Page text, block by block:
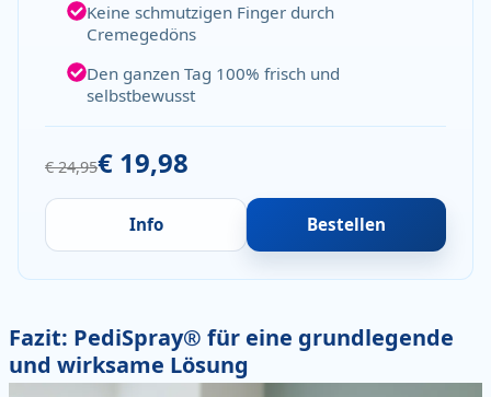
Keine schmutzigen Finger durch
Cremegedöns
Den ganzen Tag 100% frisch und
selbstbewusst
€ 24,95€ 19,98
Info Bestellen
Fazit: PediSpray® für eine grundlegende
und wirksame Lösung